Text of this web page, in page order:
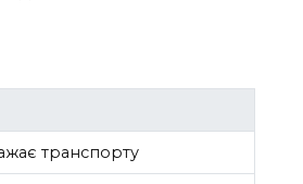
транспорту